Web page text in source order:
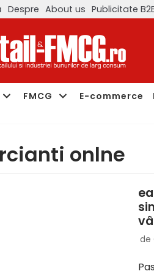
Despre About us Publicitate
FMCG E-commerce
onlne
de